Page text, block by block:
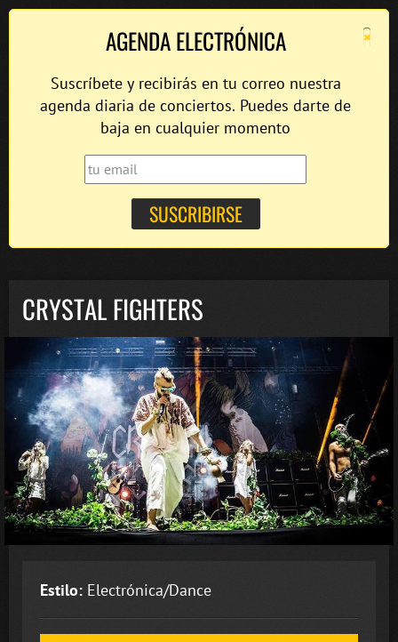
×
AGENDA ELECTRÓNICA
Suscríbete y recibirás en tu correo nuestra
agenda diaria de conciertos. Puedes darte de
baja en cualquier momento
CRYSTAL FIGHTERS
Estilo: Electrónica/Dance